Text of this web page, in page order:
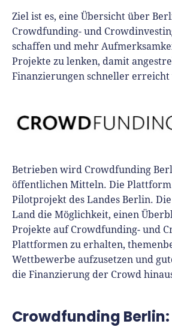
Ziel ist es, eine Übersicht über
Crowdfunding- und
schaffen und mehr
Projekte zu lenken, damit
Finanzierungen schneller
Betrieben wird Crowdfunding
öffentlichen Mitteln. Die
Pilotprojekt des Landes Berlin.
Land die Möglichkeit, einen
Projekte auf Crowdfunding- und
Plattformen zu erhalten,
Wettbewerbe aufzusetzen und
die Finanzierung der Crowd
Crowdfunding Berlin: